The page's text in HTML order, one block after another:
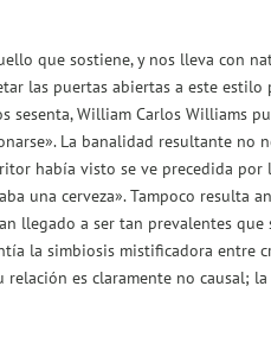
que sostiene, y nos lleva con
las puertas abiertas a este
William Carlos Williams
La banalidad resultante no
había visto se ve precedida por
una cerveza». Tampoco resulta
llegado a ser tan prevalentes
la simbiosis mistificadora entre
es claramente no causal;